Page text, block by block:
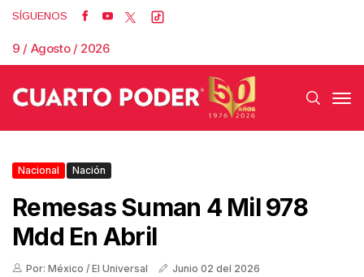
SÍGUENOS
9 / Agosto / 2026
Nacional Nación
Remesas Suman 4 Mil 978
Mdd En Abril
Por: México / El Universal Junio 02 del 2026